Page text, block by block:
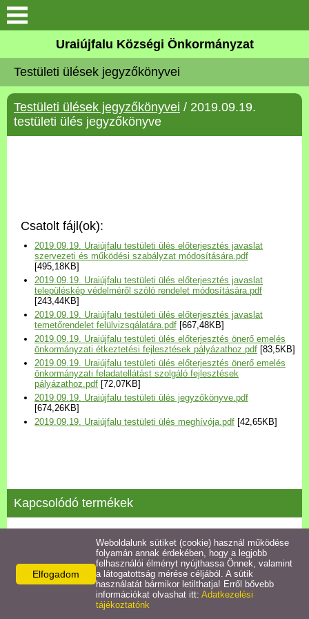
Köszöntő
Elérhetőségek
Uraiújfalu
Választási információk
Versenyképes Járások
Program
Települési Arculati
Kézikönyv
Hírek
Bezerédj Amália Óvoda
Egyéb szolgáltatások
Egészségügyi ellátás
Uraiújfalu Sportegyesület
Uraiújfalu Községi Önkormányzat
Testületi ülések jegyzőkönyvei
Testületi ülések jegyzőkönyvei / 2019.09.19.
testületi ülés jegyzőkönyve
Csatolt fájl(ok):
2019.09.19. Uraiújfalu testületi ülés előterjesztés javaslat
szervezeti és működési szabályzat módosítására.pdf
[495,18KB]
2019.09.19. Uraiújfalu testületi ülés előterjesztés javaslat
településkép védelméről szóló rendelet módosítására.pdf
[243,44KB]
2019.09.19. Uraiújfalu testületi ülés előterjesztés javaslat
temetőrendelet felülvizsgálatára.pdf [667,48KB]
2019.09.19. Uraiújfalu testületi ülés előterjesztés önerő emelés
önkormányzati étkeztetési fejlesztések pályázathoz.pdf [83,5KB]
2019.09.19. Uraiújfalu testületi ülés előterjesztés önerő emelés
önkormányzati feladatellátást szolgáló fejlesztések
pályázathoz.pdf [72,07KB]
2019.09.19. Uraiújfalu testületi ülés jegyzőkönyve.pdf
[674,26KB]
2019.09.19. Uraiújfalu testületi ülés meghívója.pdf [42,65KB]
Kapcsolódó termékek
2022.02.14. testületi ülés jegyzőkönyve
Részletek
Elfogadom
Weboldalunk sütiket (cookie) használ működése
folyamán annak érdekében, hogy a legjobb
felhasználói élményt nyújthassa Önnek, valamint
a látogatottság mérése céljából. A sütik
használatát bármikor letilthatja! Erről bővebb
információkat olvashat itt: Adatkezelési
tájékoztatónk